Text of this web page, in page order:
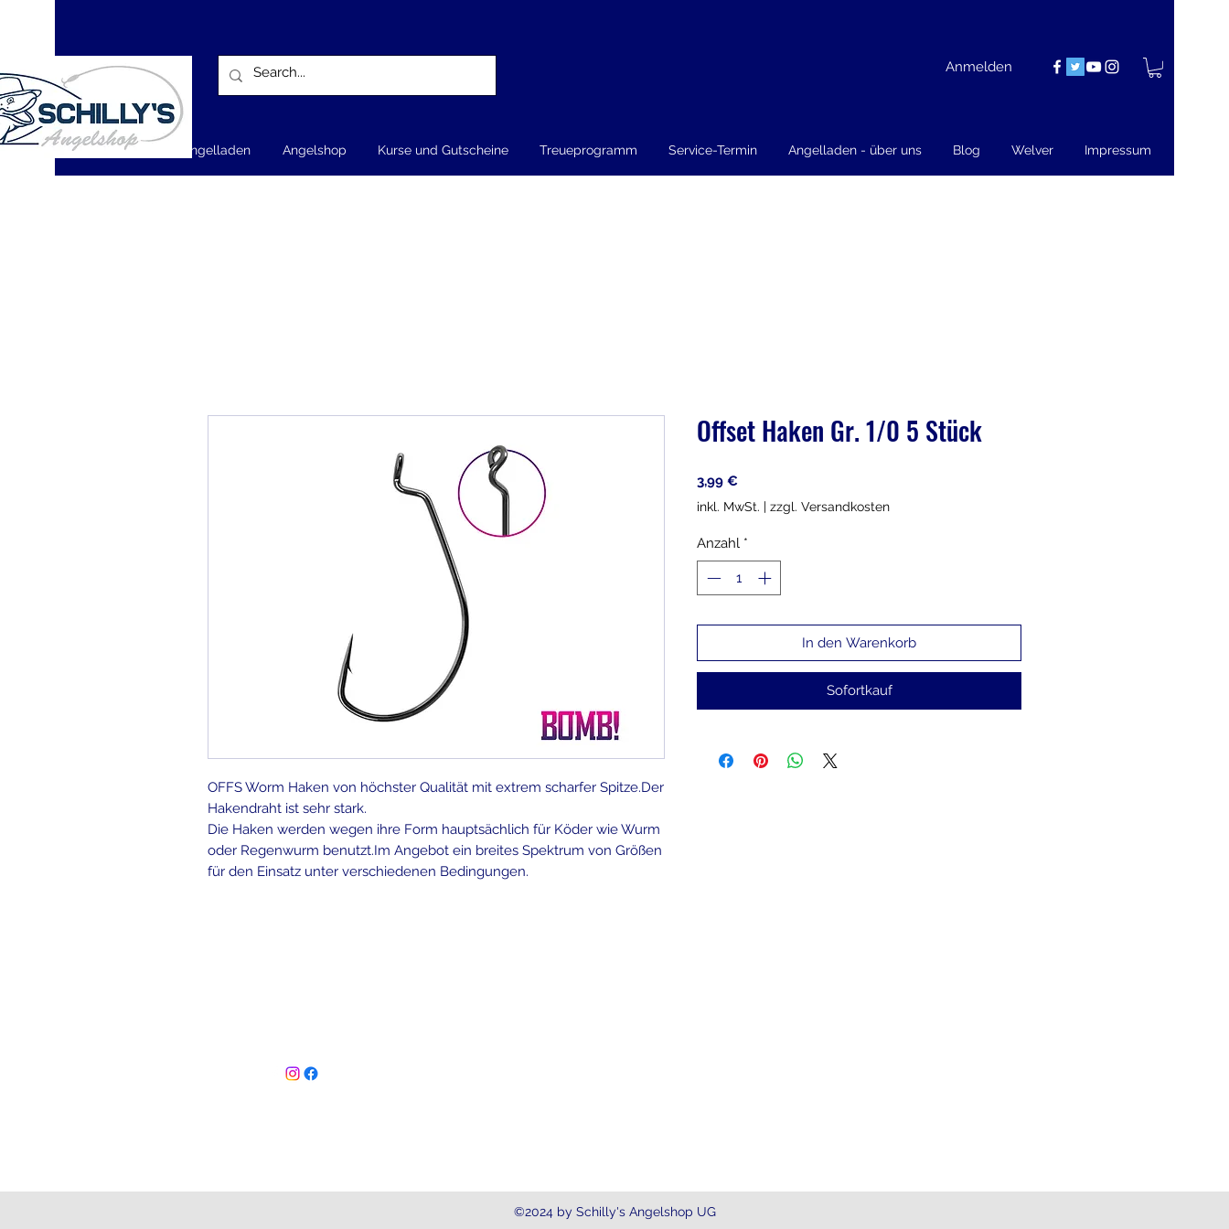
Anmelden
Home - Angelladen Angelshop Kurse und Gutscheine Treueprogramm Service-Termin Angelladen - über uns Blog Welver Impressum
OFFS Worm Haken von höchster Qualität mit extrem scharfer Spitze.Der
Hakendraht ist sehr stark.
Die Haken werden wegen ihre Form hauptsächlich für Köder wie Wurm
oder Regenwurm benutzt.Im Angebot ein breites Spektrum von Größen
für den Einsatz unter verschiedenen Bedingungen.
Offset Haken Gr. 1/0 5 Stück
3,99 €Preis
inkl. MwSt. | zzgl. Versandkosten
Anzahl *
In den Warenkorb
Sofortkauf
©2024 by Schilly's Angelshop UG